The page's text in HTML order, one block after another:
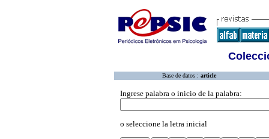
Base de datos : article
Ingrese palabra o inicio de la palabra:
o seleccione la letra inicial